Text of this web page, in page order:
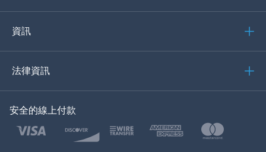
土耳其語
波蘭語
資訊
法律資訊
安全的線上付款